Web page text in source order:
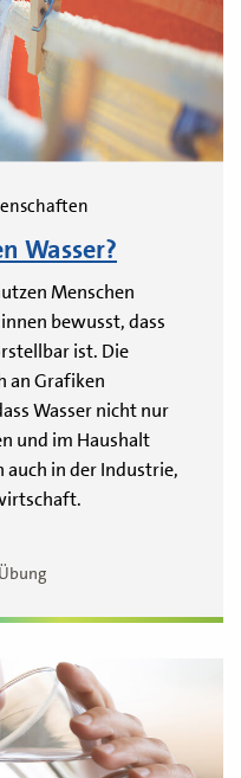
Wasser?
Menschen
bewusst, dass
ist. Die
an Grafiken
Wasser nicht nur
und im Haushalt
in der Industrie,